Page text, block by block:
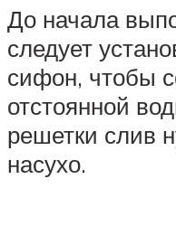
До начала
следует
сифон, чтобы
отстоянной
решетки слив
насухо.